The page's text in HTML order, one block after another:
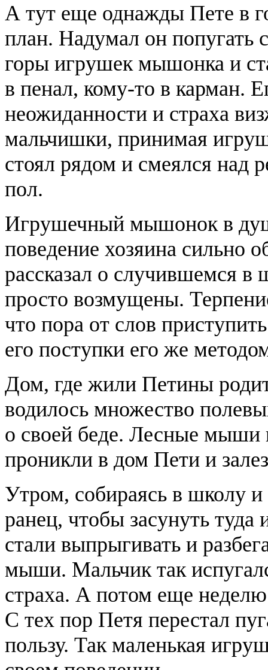
А тут еще однажды Пете в
план. Надумал он попугать
горы игрушек мышонка и
в пенал, кому-то в карман.
неожиданности и страха
мальчишки, принимая
стоял рядом и смеялся над
пол.
Игрушечный мышонок в
поведение хозяина сильно
рассказал о случившемся
просто возмущены.
что пора от слов
его поступки его же
Дом, где жили Петины
водилось множество
о своей беде. Лесные
проникли в дом Пети и
Утром, собираясь в школу
ранец, чтобы засунуть
стали выпрыгивать и
мыши. Мальчик так
страха. А потом еще
С тех пор Петя перестал
пользу. Так маленькая